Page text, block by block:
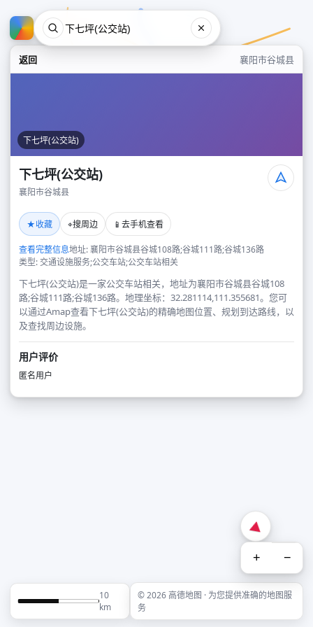
返回 襄阳市谷城县
下七坪(公交站)
下七坪(公交站)
襄阳市谷城县
★收藏 ⌖搜周边 📱 去手机查看
查看完整信息地址: 襄阳市谷城县谷城108路;谷城111路;谷城136路
类型: 交通设施服务;公交车站;公交车站相关
下七坪(公交站)是一家公交车站相关，地址为襄阳市谷城县谷城108
路;谷城111路;谷城136路。地理坐标：32.281114,111.355681。您可
以通过Amap查看下七坪(公交站)的精确地图位置、规划到达路线，以
及查找周边设施。
用户评价
匿名用户
+ −
10
km
© 2026 高德地图 · 为您提供准确的地图服
务